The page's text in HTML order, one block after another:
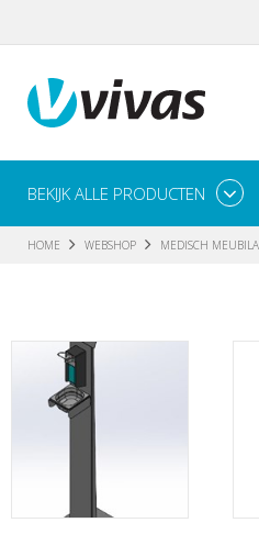
BEKIJK ALLE PRODUCTEN
HOME WEBSHOP MEDISCH